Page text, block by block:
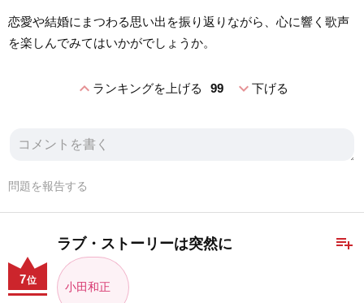
恋愛や結婚にまつわる思い出を振り返りながら、心に響く歌声
を楽しんでみてはいかがでしょうか。
expand_lessランキングを上げる 99 expand_more下げる
問題を報告する
playlist_add
ラブ・ストーリーは突然に
小田和正
7位